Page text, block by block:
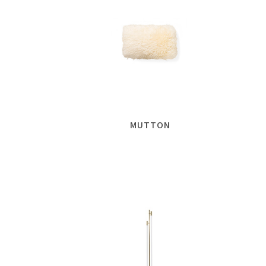
MUTTON